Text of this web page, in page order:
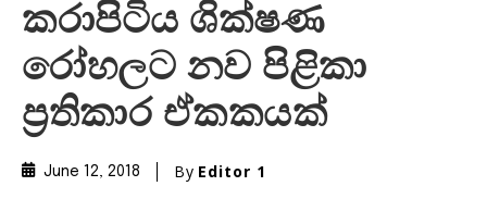
කරාපිටිය ශික්ෂණ
රෝහලට නව පිළිකා
ප්‍රතිකාර ඒකකයක්
June 12, 2018 By Editor 1